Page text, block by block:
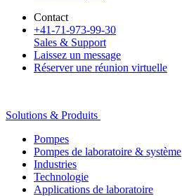
Contact
+41-71-973-99-30
Sales & Support
Laissez un message
Réserver une réunion virtuelle
Solutions & Produits
Pompes
Pompes de laboratoire & système
Industries
Technologie
Applications de laboratoire